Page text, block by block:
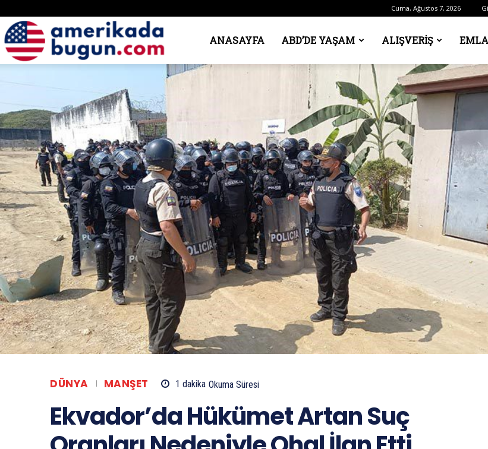
Cuma, Ağustos 7, 2026
Amerika’daANASAYFA ABD’DE YAŞAM ALIŞVERIŞ
DÜNYA MANŞET 1 dakika Okuma Süresi
Ekvador’da Hükümet Artan Suç